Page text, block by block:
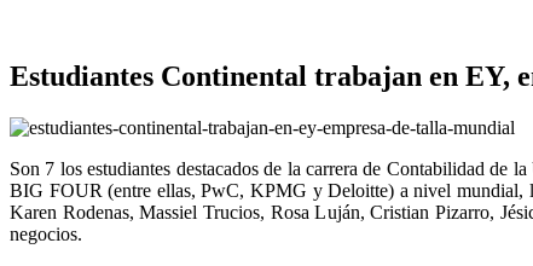
Estudiantes Continental trabajan en EY,
Son 7 los estudiantes destacados de la carrera de Contabilidad de
BIG FOUR (entre ellas, PwC, KPMG y Deloitte) a nivel mundial,
Karen Rodenas, Massiel Trucios, Rosa Luján, Cristian Pizarro,
negocios.